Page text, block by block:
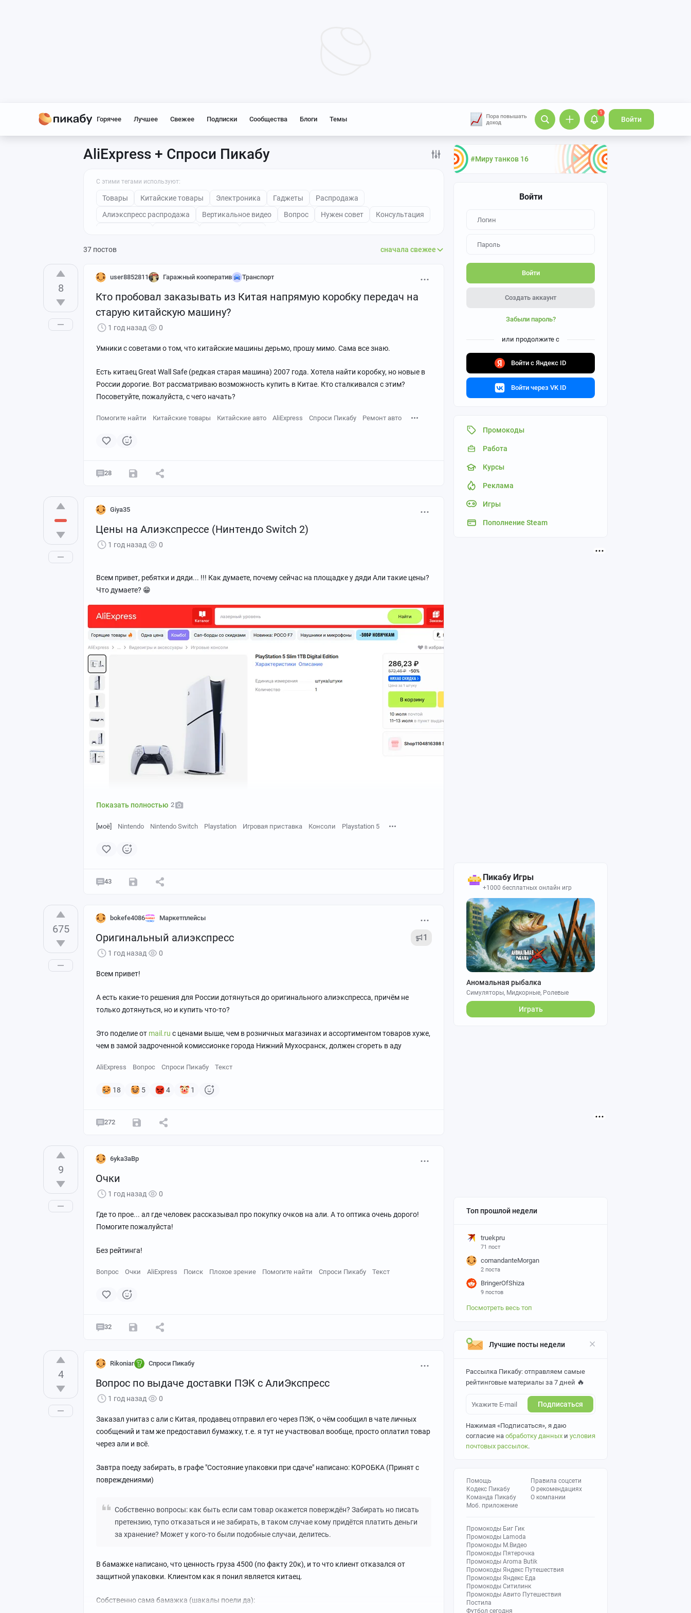
Горячее Лучшее Свежее Подписки Сообщества Блоги Темы
1
Войти
#Миру танков 16
Войти
Войти
Создать аккаунт
Забыли пароль?
или продолжите с
Войти с Яндекс ID
Войти через VK ID
Промокоды
Работа
Курсы
Реклама
Игры
Пополнение Steam
Пикабу Игры
+1000 бесплатных онлайн игр
Аномальная рыбалка
Симуляторы, Мидкорные, Ролевые
Играть
Топ прошлой недели
truekpru
71 пост
comandanteMorgan
2 поста
BringerOfShiza
9 постов
Посмотреть весь топ
Лучшие посты недели
Рассылка Пикабу: отправляем самые
рейтинговые материалы за 7 дней 🔥
Подписаться
Нажимая «Подписаться», я даю
согласие на обработку данных и условия
почтовых рассылок.
Помощь
Кодекс Пикабу
Команда Пикабу
Моб. приложение
Правила соцсети
О рекомендациях
О компании
Промокоды Биг Гик
Промокоды Lamoda
Промокоды М.Видео
Промокоды Пятерочка
Промокоды Aroma Butik
Промокоды Яндекс Путешествия
Промокоды Яндекс Еда
Промокоды Ситилинк
Промокоды Авито Путешествия
Постила
Футбол сегодня
AliExpress + Спроси Пикабу
С этими тегами используют:
Товары Китайские товары Электроника Гаджеты
Распродажа
Алиэкспресс распродажа
Вертикальное видео Вопрос Нужен совет
Консультация
37 постов сначала свежее
8
user8852811 Гаражный кооператив Транспорт
Кто пробовал заказывать из Китая напрямую коробку передач на
старую китайскую машину?
1 год назад 0
Умники с советами о том, что китайские машины дерьмо, прошу мимо. Сама все знаю.
Есть китаец Great Wall Safe (редкая старая машина) 2007 года. Хотела найти коробку, но новые в
России дорогие. Вот рассматриваю возможность купить в Китае. Кто сталкивался с этим?
Посоветуйте, пожалуйста, с чего начать?
Помогите найти Китайские товары Китайские авто AliExpress Спроси Пикабу Ремонт авто
28
Giya35
Цены на Алиэкспрессе (Нинтендо Switch 2)
1 год назад 0
Всем привет, ребятки и дяди... !!! Как думаете, почему сейчас на площадке у дяди Али такие цены?
Что думаете? 😁
А Вы купили бы? 🙂
Показать полностью 2
[моё] Nintendo Nintendo Switch Playstation Игровая приставка Консоли Playstation 5
43
675
bokefe4086 Маркетплейсы
Оригинальный алиэкспресс 1
1 год назад 0
Всем привет!
А есть какие-то решения для России дотянуться до оригинального алиэкспресса, причём не
только дотянуться, но и купить что-то?
Это поделие от mail.ru с ценами выше, чем в розничных магазинах и ассортиментом товаров хуже,
чем в замой задроченной комиссионке города Нижний Мухосранск, должен сгореть в аду
AliExpress Вопрос Спроси Пикабу Текст
18 5 4 1
272
9
6yka3aBp
Очки
1 год назад 0
Где то прое... ал где человек рассказывал про покупку очков на али. А то оптика очень дорого!
Помогите пожалуйста!
Без рейтинга!
Вопрос Очки AliExpress Поиск Плохое зрение Помогите найти Спроси Пикабу Текст
32
4
Rikoniar Спроси Пикабу
Вопрос по выдаче доставки ПЭК с АлиЭкспресс
1 год назад 0
Заказал унитаз с али с Китая, продавец отправил его через ПЭК, о чём сообщил в чате личных
сообщений и там же предоставил бумажку, т.е. я тут не участвовал вообще, просто оплатил товар
через али и всё.
Завтра поеду забирать, в графе "Состояние упаковки при сдаче" написано: КОРОБКА (Принят с
повреждениями)
Собственно вопросы: как быть если сам товар окажется поверждён? Забирать но писать
претензию, тупо отказаться и не забирать, в таком случае кому придётся платить деньги
за хранение? Может у кого-то были подобные случаи, делитесь.
В бамажке написано, что ценность груза 4500 (по факту 20к), и то что клиент отказался от
защитной упаковки. Клиентом как я понил является китаец.
Собственно сама бамажка (шакалы поели да):